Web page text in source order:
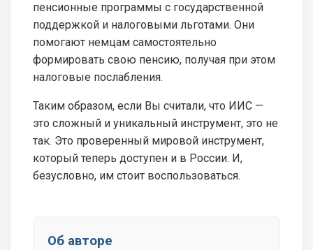
пенсионные программы с государственной
поддержкой и налоговыми льготами. Они
помогают немцам самостоятельно
формировать свою пенсию, получая при этом
налоговые послабления.
Таким образом, если Вы считали, что ИИС —
это сложный и уникальный инструмент, это не
так. Это проверенный мировой инструмент,
который теперь доступен и в России. И,
безусловно, им стоит воспользоваться.
Об авторе